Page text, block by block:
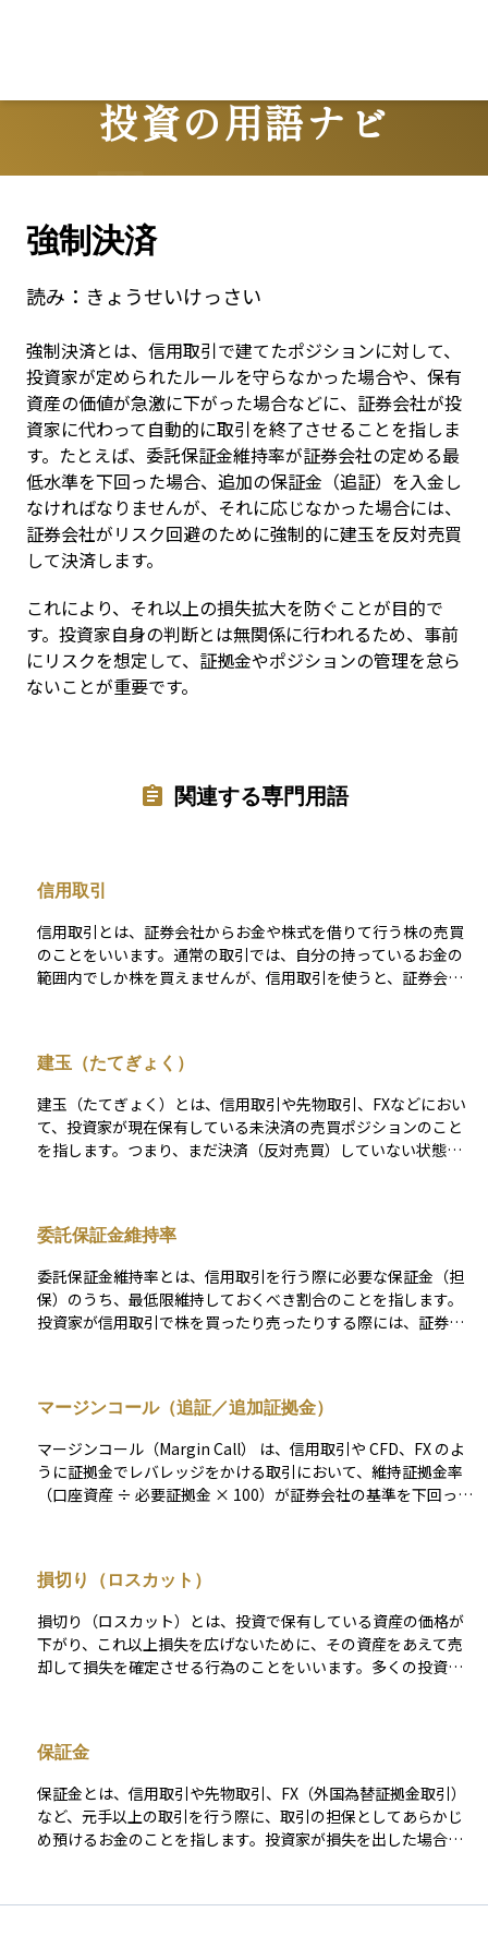
投資の用語ナビ
Terms
強制決済
読み： きょうせいけっさい
強制決済とは、信用取引で建てたポジションに対して、
投資家が定められたルールを守らなかった場合や、保有
資産の価値が急激に下がった場合などに、証券会社が投
資家に代わって自動的に取引を終了させることを指しま
す。たとえば、委託保証金維持率が証券会社の定める最
低水準を下回った場合、追加の保証金（追証）を入金し
なければなりませんが、それに応じなかった場合には、
証券会社がリスク回避のために強制的に建玉を反対売買
して決済します。
これにより、それ以上の損失拡大を防ぐことが目的で
す。投資家自身の判断とは無関係に行われるため、事前
にリスクを想定して、証拠金やポジションの管理を怠ら
ないことが重要です。
関連する専門用語
信用取引
信用取引とは、証券会社からお金や株式を借りて行う株の売買
のことをいいます。通常の取引では、自分の持っているお金の
範囲内でしか株を買えませんが、信用取引を使うと、証券会社
うに拡大する可能性があるため、リスクも高くなります。信用
取引では、株を「買う」だけでなく、持っていない株を「売る
（空売り）」こともできるため、相場が下がる局面でも利益を
狙うことが可能です。初心者にとっては魅力的に映るかもしれ
ませんが、資金管理や相場の見通しに自信がない段階では慎重
建玉（たてぎょく）
建玉（たてぎょく）とは、信用取引や先物取引、FXなどにおい
て、投資家が現在保有している未決済の売買ポジションのこと
を指します。つまり、まだ決済（反対売買）していない状態の
玉は、相場の動きによって含み益にも含み損にもなるため、投
資家のリスク管理において重要な存在です。また、建玉の状況
に応じて、保証金の維持や追加入金（追証）が必要になること
もあります。建玉の管理をしっかり行うことは、安定した取引
を継続するための基本といえます。
委託保証金維持率
委託保証金維持率とは、信用取引を行う際に必要な保証金（担
保）のうち、最低限維持しておくべき割合のことを指します。
投資家が信用取引で株を買ったり売ったりする際には、証券会
ており、保有している株の値下がりなどで維持率が下がるとリ
スクが高まります。投資家としては、自分の信用取引のポジシ
ョンが安全圏にあるかを確認するために、この維持率を常にチ
ェックしておくことが重要です。
マージンコール（追証／追加証拠金）
マージンコール（Margin Call） は、信用取引や CFD、FX のよ
うに証拠金でレバレッジをかける取引において、維持証拠金率
（口座資産 ÷ 必要証拠金 × 100）が証券会社の基準を下回った
88 ％となり、基準 100 ％を割り込むためマージンコールが発生
します。投資家はふつう 1〜3 営業日以内に不足額を入金するか
ポジションを減らして対応する必要があり、応じなければロス
カット（強制決済）によって損失が確定します。 FX のように即
時ロスカットが適用される商品もあり、詳細な条件は証券会社
らかじめストップロスを設定して下落幅を限定し、相場急変時
と、予期せぬマージンコールを大幅に減らせます。
損切り（ロスカット）
損切り（ロスカット）とは、投資で保有している資産の価格が
下がり、これ以上損失を広げないために、その資産をあえて売
却して損失を確定させる行為のことをいいます。多くの投資家
失の許容範囲を決めておき、一定の価格に達したら機械的に売
る「ルールとしての損切り」が資産を守る手段として重要で
す。また、FXや信用取引では、証拠金維持のために強制的にロ
スカットが行われることもあります。損切りは投資のリスク管
理の基本のひとつです。
保証金
保証金とは、信用取引や先物取引、FX（外国為替証拠金取引）
など、元手以上の取引を行う際に、取引の担保としてあらかじ
め預けるお金のことを指します。投資家が損失を出した場合で
たとえば、株の信用取引では、一定の保証金を預けることで、